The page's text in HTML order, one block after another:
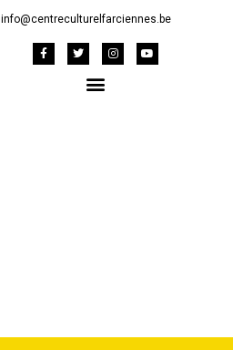
info@centreculturelfarciennes.be